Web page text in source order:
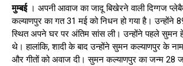
मुम्बई। अपनी आवाज का जादू बिखेरने वाली दिग्गज
कल्याणपुर का गत 31 मई को निधन हो गया है। उन्होंने
स्थित अपने घर पर अंतिम सांस ली। उन्होंने पहले सुमन
थे। हालांकि, शादी के बाद उन्होंने सुमन कल्याणपुर के
और गीतों को अवाज दी। सुमन कल्याणपुर का जन्म 28